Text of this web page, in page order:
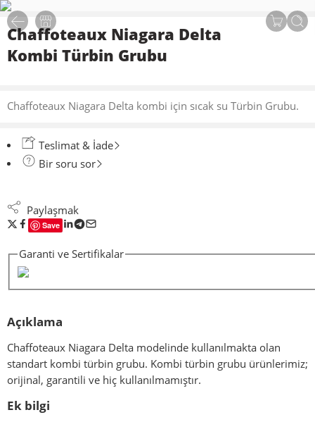
Chaffoteaux Niagara Delta
Kombi Türbin Grubu
Chaffoteaux Niagara Delta kombi için sıcak su Türbin Grubu.
Teslimat & İade
Bir soru sor
Paylaşmak
Save
Garanti ve Sertifikalar
Açıklama
Chaffoteaux Niagara Delta modelinde kullanılmakta olan
standart kombi türbin grubu. Kombi türbin grubu ürünlerimiz;
orijinal, garantili ve hiç kullanılmamıştır.
Ek bilgi